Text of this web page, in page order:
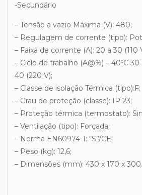
-Secundário
– Tensão a vazio Máxima (V): 480;
– Regulagem de corrente (tipo):
– Faixa de corrente (A): 20 a 30 (110
– Ciclo de trabalho (A@%) – 40ºC
40 (220 V);
– Classe de isolação Térmica (tipo):F;
– Grau de proteção (classe): IP 23;
– Proteção térmica (termostato):
– Ventilação (tipo): Forçada;
– Norma EN60974-1: “S”/CE;
– Peso (kg): 12,6;
– Dimensões (mm): 430 x 170 x 300.